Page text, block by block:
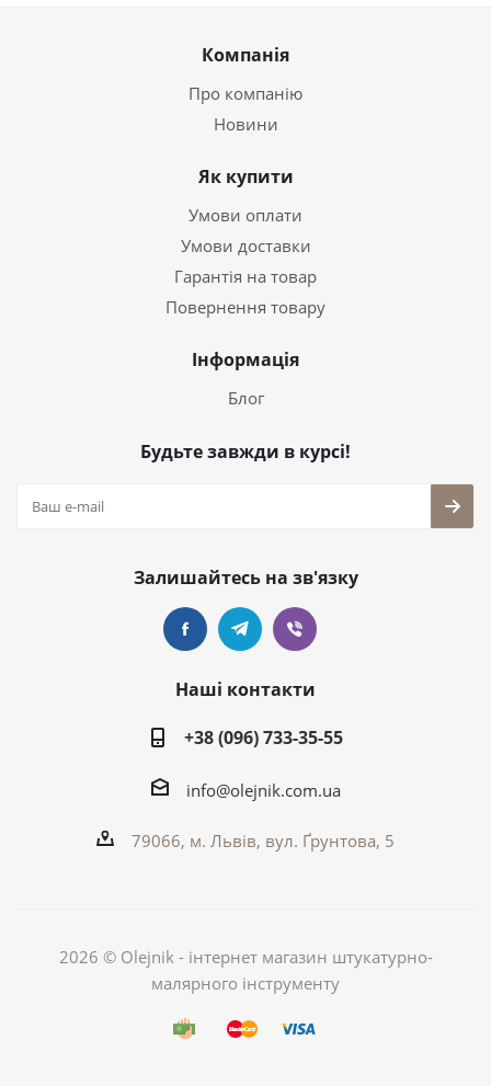
Компанія
Про компанію
Новини
Як купити
Умови оплати
Умови доставки
Гарантія на товар
Повернення товару
Інформація
Блог
Будьте завжди в курсі!
Залишайтесь на зв'язку
Наші контакти
+38 (096) 733-35-55
info@olejnik.com.ua
79066, м. Львів, вул. Ґрунтова, 5
2026 © Olejnik - інтернет магазин штукатурно-
малярного інструменту